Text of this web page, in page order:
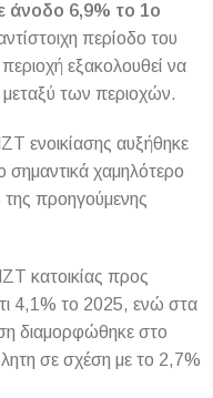
άνοδο 6,9% το 1ο
περίοδο του
εξακολουθεί να
των περιοχών.
ενοικίασης αυξήθηκε
χαμηλότερο
προηγούμενης
κατοικίας προς
4,1% το 2025, ενώ στα
διαμορφώθηκε στο
σε σχέση με το 2,7%